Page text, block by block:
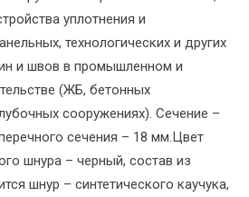
уплотнения и
технологических и других
и швов в промышленном и
(ЖБ, бетонных
сооружениях). Сечение –
сечения – 18 мм.Цвет
шнура – черный, состав из
шнур – синтетического каучука,